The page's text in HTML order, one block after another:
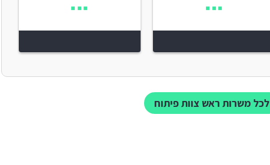
לכל משרות ראש צוות פיתוח